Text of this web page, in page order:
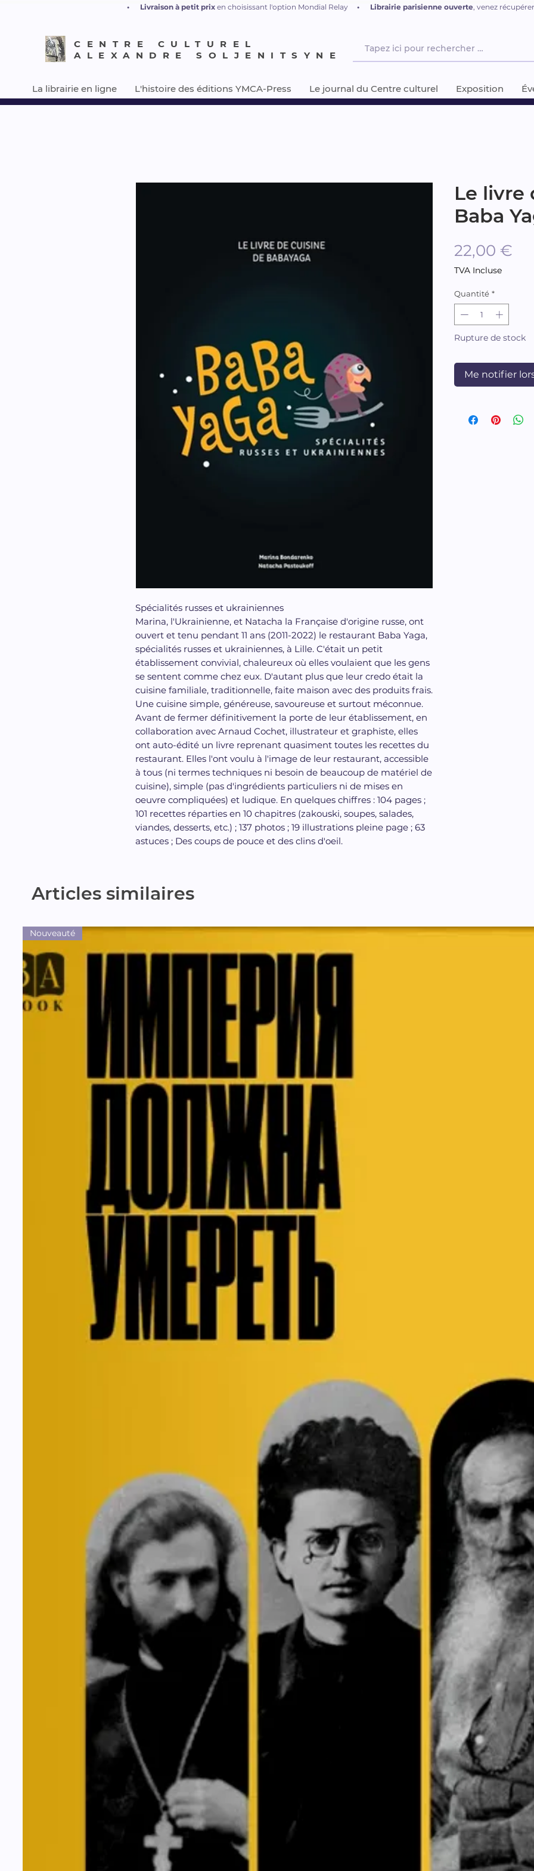
CENTRE CULTUREL
ALEXANDRE SOLJENITSYNE
La librairie en ligne L'histoire des éditions YMCA-Press Le journal du Centre culturel Exposition
Spécialités russes et ukrainiennes
Marina, l'Ukrainienne, et Natacha la Française d'origine russe, ont
ouvert et tenu pendant 11 ans (2011-2022) le restaurant Baba Yaga,
spécialités russes et ukrainiennes, à Lille. C'était un petit
établissement convivial, chaleureux où elles voulaient que les gens
se sentent comme chez eux. D'autant plus que leur credo était la
cuisine familiale, traditionnelle, faite maison avec des produits frais.
Une cuisine simple, généreuse, savoureuse et surtout méconnue.
Avant de fermer définitivement la porte de leur établissement, en
collaboration avec Arnaud Cochet, illustrateur et graphiste, elles
ont auto-édité un livre reprenant quasiment toutes les recettes du
restaurant. Elles l'ont voulu à l'image de leur restaurant, accessible
à tous (ni termes techniques ni besoin de beaucoup de matériel de
cuisine), simple (pas d'ingrédients particuliers ni de mises en
oeuvre compliquées) et ludique. En quelques chiffres : 104 pages ;
101 recettes réparties en 10 chapitres (zakouski, soupes, salades,
viandes, desserts, etc.) ; 137 photos ; 19 illustrations pleine page ; 63
astuces ; Des coups de pouce et des clins d'oeil.
Le livre
Baba
22,00 €
TVA Incluse
Quantité *
Rupture de stock
Me notifier
Articles similaires
Nouveauté
• Livraison à petit prix en choisissant l'option Mondial Relay • Librairie parisienne ouverte, venez